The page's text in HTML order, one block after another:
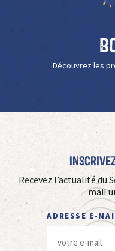
Découvrez les
Recevez l’actualité du
mail
ADRESSE E-